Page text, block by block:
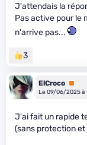
J'attendais la
Pas active pour le
n'arrive pas...
3
ElCroco
Le 09/06/2025 à
J'ai fait un rapide
(sans protection